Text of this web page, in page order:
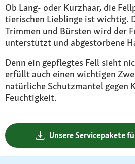
Ob Lang- oder Kurzhaar, die
tierischen Lieblinge ist wichtig.
Trimmen und Bürsten wird der
unterstützt und abgestorbene
Denn ein gepflegtes Fell sieht
erfüllt auch einen wichtigen
natürliche Schutzmantel gegen
Feuchtigkeit.
Unsere Servicepakete